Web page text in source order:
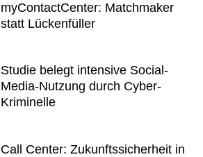
myContactCenter: Matchmaker
statt Lückenfüller
Studie belegt intensive Social-
Media-Nutzung durch Cyber-
Kriminelle
Call Center: Zukunftssicherheit in